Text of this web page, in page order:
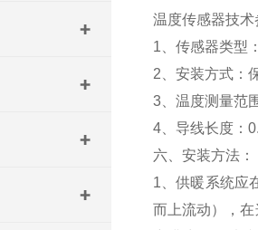
温度传感器技
1、传感器类型
2、安装方式：
3、温度测量
4、导线长度：
六、安装方法：
1、供暖系统应
而上流动），